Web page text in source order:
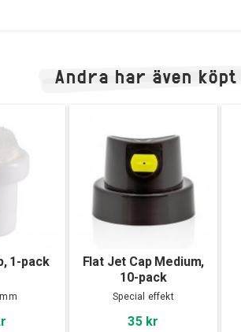
Andra har även köpt
1-pack
Flat Jet Cap Medium,
10-pack
Special effekt
35 kr